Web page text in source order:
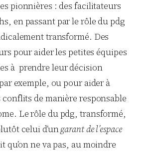
pionnières : des facilitateurs
en passant par le rôle du pdg
transformé. Des
pour aider les petites équipes
à prendre leur décision
exemple, ou pour aider à
conflits de manière responsable
Le rôle du pdg, transformé,
celui d’ungarant de l’espace
qu’on ne va pas, au moindre